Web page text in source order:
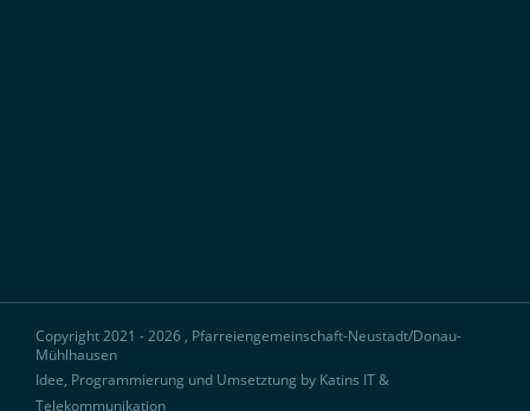
Copyright 2021 - 2026 , Pfarreiengemeinschaft-Neustadt/Donau-
Mühlhausen
Idee, Programmierung und Umsetztung by Katins IT &
Telekommunikation